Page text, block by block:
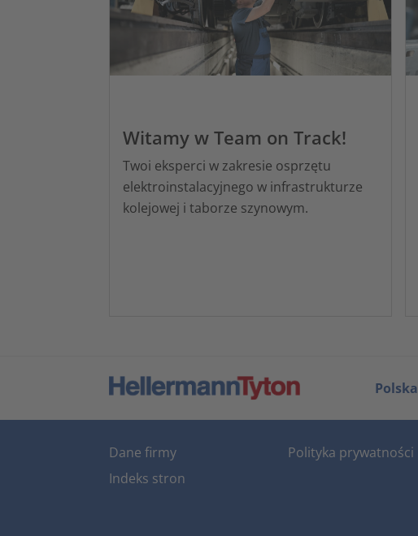
Witamy w Team on Track!
Twoi eksperci w zakresie osprzętu
elektroinstalacyjnego w infrastrukturze
kolejowej i taborze szynowym.
Polska
Dane firmy
Indeks stron
Polityka prywatności